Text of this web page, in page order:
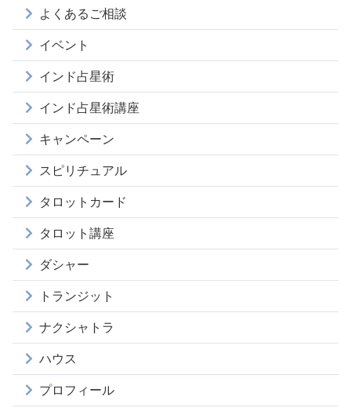
よくあるご相談
イベント
インド占星術
インド占星術講座
キャンペーン
スピリチュアル
タロットカード
タロット講座
ダシャー
トランジット
ナクシャトラ
ハウス
プロフィール